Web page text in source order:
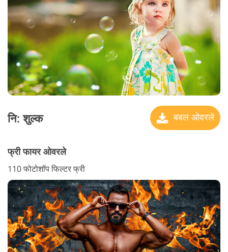
नि: शुल्क बबल ओवरले
फ्री फायर ओवरले
110 फोटोशॉप फिल्टर फ्री